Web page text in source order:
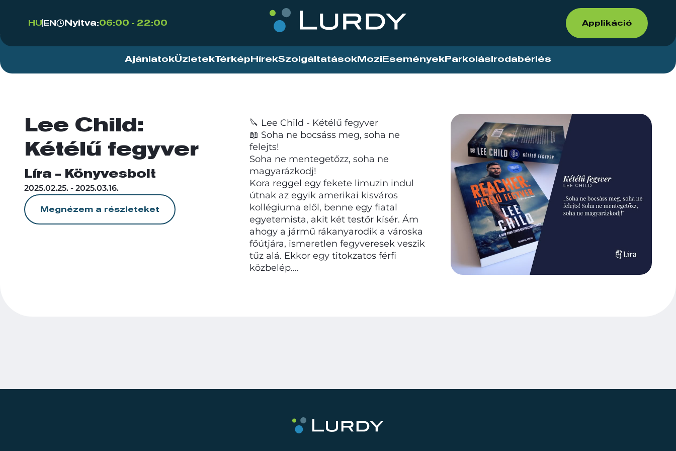
HU EN Nyitva:06:00 - 22:00 Applikáció
AjánlatokÜzletekTérkép HírekSzolgáltatások Mozi Események Parkolás Irodabérlés
Lee Child:
Kétélű fegyver
Líra - Könyvesbolt
2025.02.25. - 2025.03.16.
Megnézem a részleteket
🔪 Lee Child - Kétélű fegyver
📖 Soha ne bocsáss meg, soha ne
felejts!
Soha ne mentegetőzz, soha ne
magyarázkodj!
Kora reggel egy fekete limuzin indul
útnak az egyik amerikai kisváros
kollégiuma elől, benne egy fiatal
egyetemista, akit két testőr kísér. Ám
ahogy a jármű rákanyarodik a városka
főútjára, ismeretlen fegyveresek veszik
tűz alá. Ekkor egy titokzatos férfi
közbelép....